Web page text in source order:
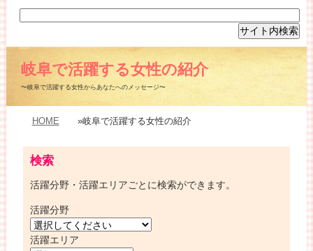
岐阜で活躍する女性の紹介
〜岐阜で活躍する女性からあなたへのメッセージ〜
HOME »岐阜で活躍する女性の紹介
検索
活躍分野・活躍エリアごとに検索ができます。
活躍分野
活躍エリア